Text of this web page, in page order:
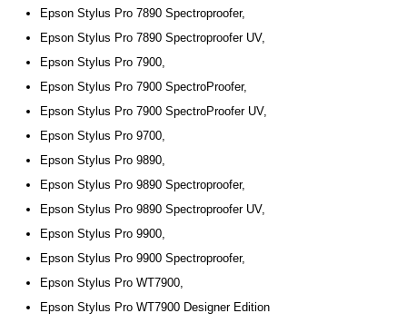
Epson Stylus Pro 7890 Spectroproofer,
Epson Stylus Pro 7890 Spectroproofer UV,
Epson Stylus Pro 7900,
Epson Stylus Pro 7900 SpectroProofer,
Epson Stylus Pro 7900 SpectroProofer UV,
Epson Stylus Pro 9700,
Epson Stylus Pro 9890,
Epson Stylus Pro 9890 Spectroproofer,
Epson Stylus Pro 9890 Spectroproofer UV,
Epson Stylus Pro 9900,
Epson Stylus Pro 9900 Spectroproofer,
Epson Stylus Pro WT7900,
Epson Stylus Pro WT7900 Designer Edition